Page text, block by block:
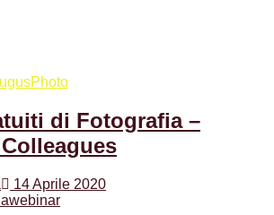
di Fotografia –
14 Aprile 2020
webinar